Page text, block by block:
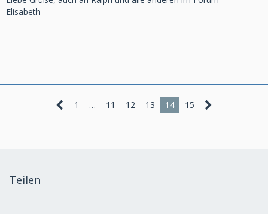
Elisabeth
1 … 11 12 13 14 15
Teilen